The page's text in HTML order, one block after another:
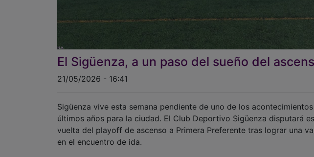
El Sigüenza, a un paso del sueño del
21/05/2026 - 16:41
Sigüenza vive esta semana pendiente de uno de los
últimos años para la ciudad. El Club Deportivo Sigüenza disputará
vuelta del playoff de ascenso a Primera Preferente tras lograr una
en el encuentro de ida.